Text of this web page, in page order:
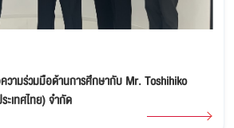
วามร่วมมือด้านการศึกษากับ Mr. Toshihiko
(ประเทศไทย) จำกัด